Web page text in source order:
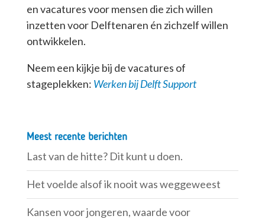
en vacatures voor mensen die zich willen
inzetten voor Delftenaren én zichzelf willen
ontwikkelen.
Neem een kijkje bij de vacatures of
stageplekken: Werken bij Delft Support
Meest recente berichten
Last van de hitte? Dit kunt u doen.
Het voelde alsof ik nooit was weggeweest
Kansen voor jongeren, waarde voor